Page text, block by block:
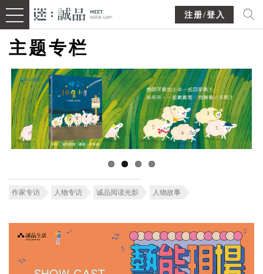
注册/登入
主题专栏
作家专访 人物专访 诚品阅读光影 人物故事